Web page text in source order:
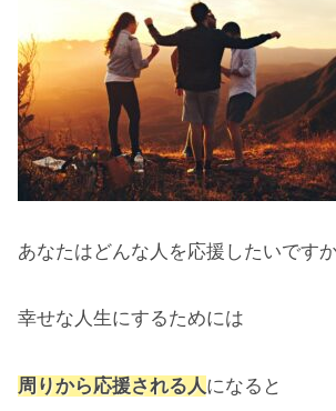
あなたはどんな人を応援したいです
幸せな人生にするためには
周りから応援される人になると